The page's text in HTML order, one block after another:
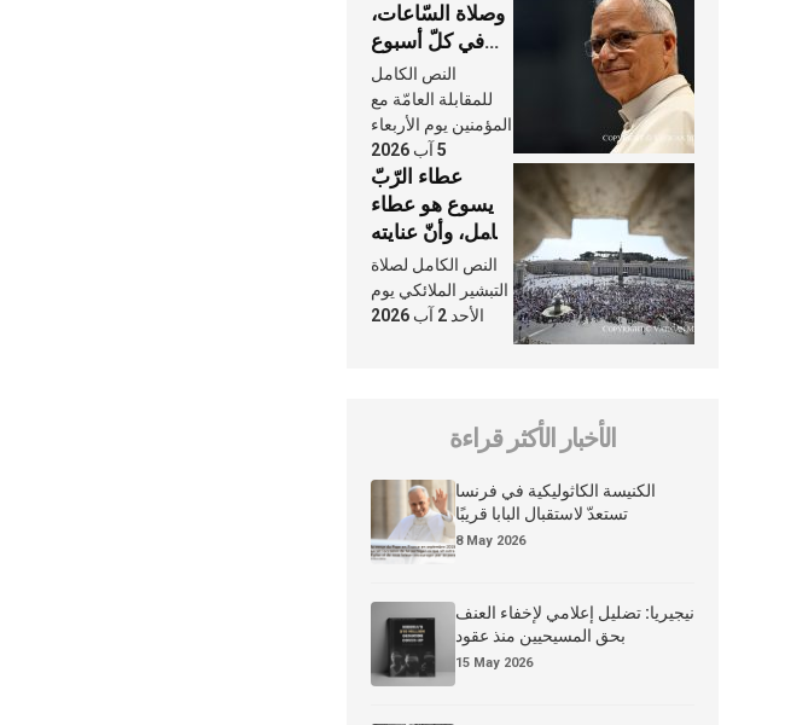
وصلاة السّاعات،
في كلّ أسبوع
وكلّ يوم، هما
النَّفَس في حياة
الكنيسة
النص الكامل
للمقابلة العامّة مع
المؤمنين يوم الأربعاء
5 آب 2026
عطاء الرّبّ
يسوع هو عطاء
شامل، وأنّ عنايته
بنا لا تغيب عنّا
أبدًا
النص الكامل لصلاة
التبشير الملائكي يوم
الأحد 2 آب 2026
الأخبار الأكثر قراءة
الكنيسة الكاثوليكية في فرنسا
تستعدّ لاستقبال البابا قريبًا
8 May 2026
نيجيريا: تضليل إعلامي لإخفاء العنف
بحق المسيحيين منذ عقود
15 May 2026